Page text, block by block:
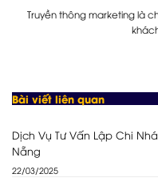
Truyền thông marketing là
Bài viết liên quan
Dịch Vụ Tư Vấn Lập Chi
Nẵng
22/03/2025